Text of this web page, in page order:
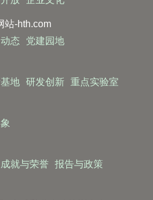
站-hth.com
态 党建园地
地 研发创新 重点实验室
成就与荣誉 报告与政策